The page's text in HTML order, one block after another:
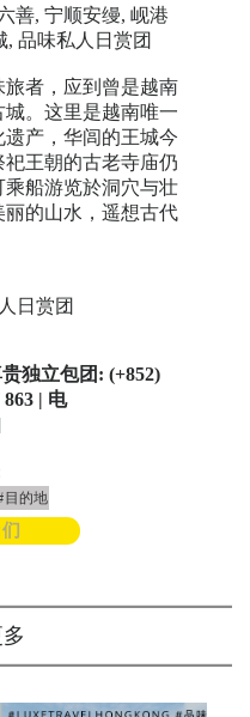
善, 宁顺安缦, 岘港
, 品味私人日赏团
者，应到曾是越南
。这里是越南唯一
产，华闾的王城今
王朝的古老寺庙仍
船游览於洞穴与壮
的山水，遥想古代
日赏团
独立包团: (+852)
863 | 电
目的地